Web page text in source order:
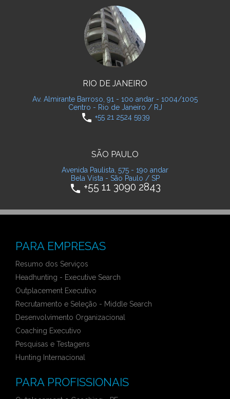
RIO DE JANEIRO
Av. Almirante Barroso, 91 - 10o andar - 1004/1005
Centro - Rio de Janeiro / RJ
phone +55 21 2524 5939
SÃO PAULO
Avenida Paulista, 575 - 19o andar
Bela Vista - São Paulo / SP
phone +55 11 3090 2843
PARA EMPRESAS
Resumo dos Serviços
Headhunting - Executive Search
Outplacement Executivo
Recrutamento e Seleção - Middle Search
Desenvolvimento Organizacional
Coaching Executivo
Pesquisas e Testagens
Hunting Internacional
PARA PROFISSIONAIS